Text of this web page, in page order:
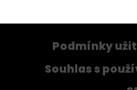
Podmínky
Souhlas s